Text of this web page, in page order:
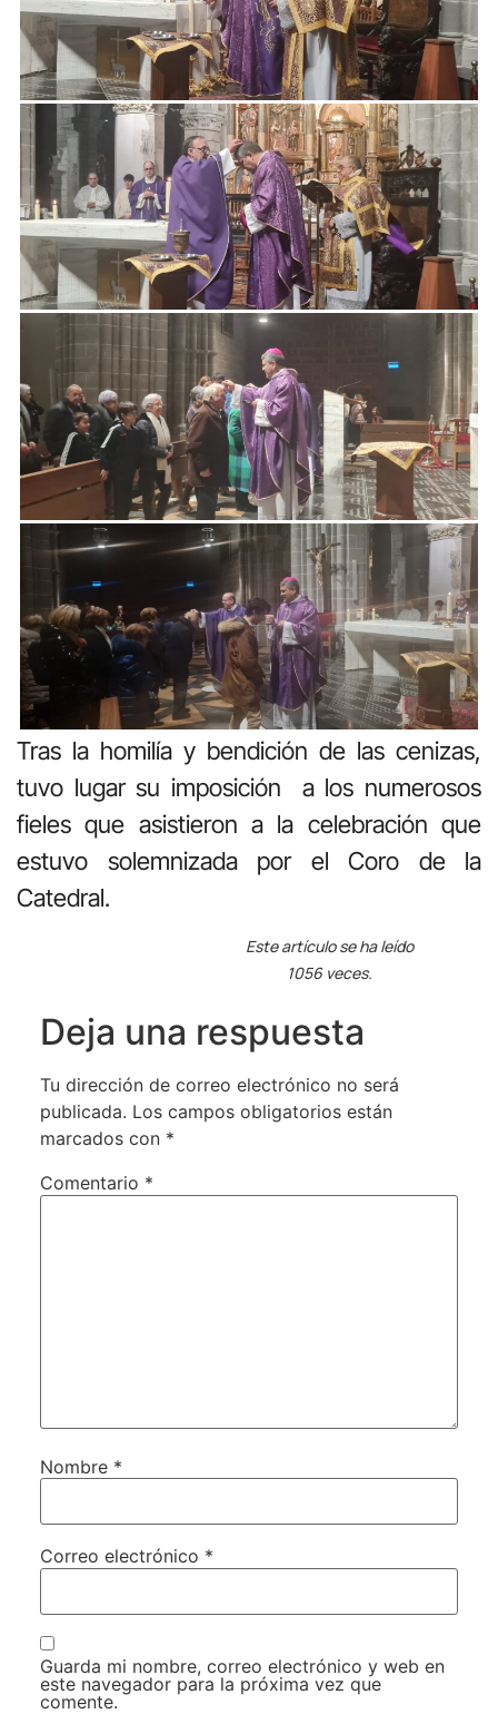
Tras la homilía y bendición de las cenizas,
tuvo lugar su imposición a los numerosos
fieles que asistieron a la celebración que
estuvo solemnizada por el Coro de la
Catedral.
Este artículo se ha leído
1056 veces.
Deja una respuesta
Tu dirección de correo electrónico no será
publicada. Los campos obligatorios están
marcados con *
Comentario *
Nombre *
Correo electrónico *
Guarda mi nombre, correo electrónico y web en
este navegador para la próxima vez que
comente.